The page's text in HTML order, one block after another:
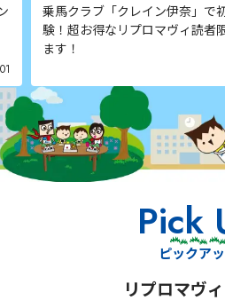
クラブ「クレイン伊奈」で初めての
超お得なリプロマヴィ読者限定キャ
Pick
ピックア
リプロマヴ